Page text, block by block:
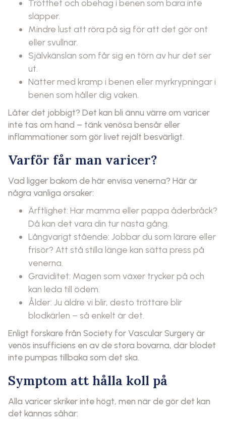
Trötthet och obehag i benen som bara inte
släpper.
Mindre lust att röra på sig för att det gör ont
eller svullnar.
Självkänslan som får sig en törn av hur det ser
ut.
Nätter med kramp i benen eller myrkrypningar i
benen som håller dig vaken.
Låter det jobbigt? Det kan bli ännu värre om varicer
inte tas om hand – tänk venösa bensår eller
inflammationer som gör livet rejält besvärligt.
Varför får man varicer?
Vad ligger bakom de här envisa venerna? Här är
några vanliga orsaker:
Ärftlighet: Har mamma eller pappa åderbråck?
Då kan det vara din tur nästa gång.
Långvarigt stående: Jobbar du som lärare eller
frisör? Att stå stilla länge kan sätta press på
venerna.
Graviditet: Magen som växer trycker på och
kan leda till ödem.
Ålder: Ju äldre vi blir, desto tröttare blir
blodkärlen – så enkelt är det.
Enligt forskare från Society for Vascular Surgery är
venös insufficiens en av de stora bovarna, där blodet
inte pumpas tillbaka som det ska.
Symptom att hålla koll på
Alla varicer skriker inte högt, men när de gör det kan
det kännas såhär: